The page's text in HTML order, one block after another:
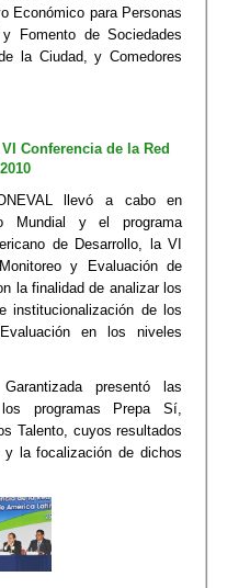
Económico para Personas
Fomento de Sociedades
la Ciudad, y Comedores
Conf​​erencia de la Red
llevó a cabo en
Mundial y el programa
de Desarrollo, la VI
y Evaluación de
la finalidad de analizar los
institucionalización de los
en los niveles
presentó las
programas Prepa Sí,
Talento, cuyos resultados
y la focalización de dichos